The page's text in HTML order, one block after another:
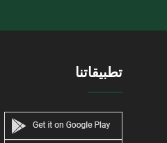
تطبيقاتنا